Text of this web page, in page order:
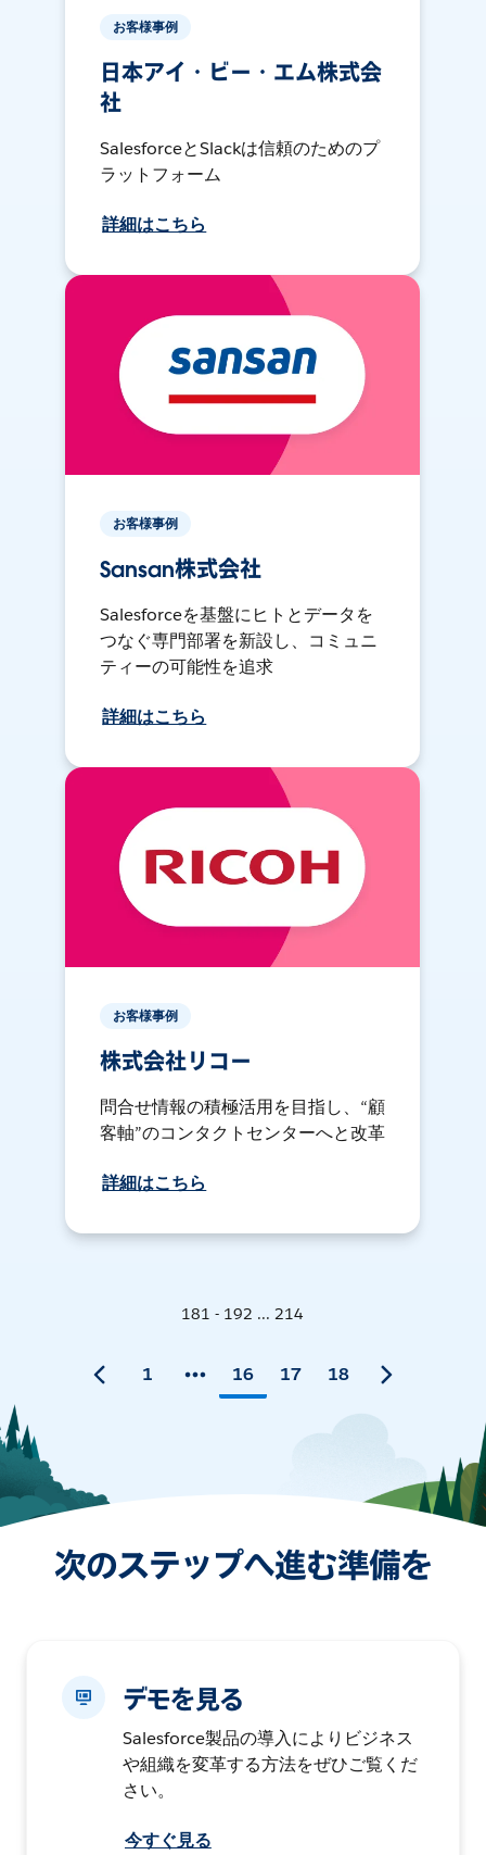
お客様事例
日本アイ・ビー・エム株式会
社
SalesforceとSlackは信頼のためのプ
ラットフォーム
詳細はこちら
お客様事例
Sansan株式会社
Salesforceを基盤にヒトとデータを
つなぐ専門部署を新設し、コミュニ
ティーの可能性を追求
詳細はこちら
お客様事例
株式会社リコー
問合せ情報の積極活用を目指し、“顧
客軸”のコンタクトセンターへと改革
詳細はこちら
181 - 192 ... 214
1 16 17 18
次のステップへ進む準備を
デモを見る
Salesforce製品の導入によりビジネス
や組織を変革する方法をぜひご覧くだ
さい。
今すぐ見る